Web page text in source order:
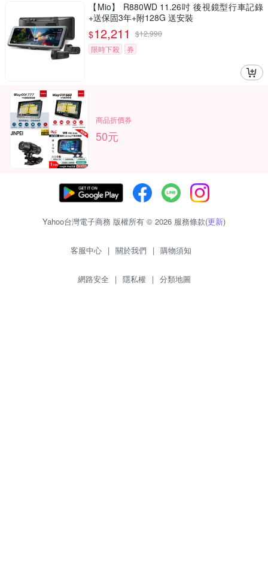
【Mio】 R880WD 11.26吋 後視鏡型行車記錄
+送保固3年+附128G 送安裝
$12,211 $12,990
限時下殺
券
商品折價券
50元
Yahoo台灣電子商務 版權所有 © 2026 服務條款(更新)
客服中心 | 關於我們 | 購物須知
網路安全 | 隱私權 | 分類地圖